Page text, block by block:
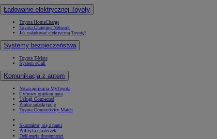
Ładowanie elektrycznej Toyoty
Toyota HomeCharge
Toyota Charging Network
Jak naładować elektryczną Toyotę?
Systemy bezpieczeństwa
Toyota T-Mate
System eCall
Komunikacja z autem
Nowa aplikacja MyToyota
Cyfrowy opiekun auta
Usługi Connected
Płatne subskrypcje
Toyota Connectivity Match
Skontaktuj się z nami
Polityka ciasteczek
Deklaracja dostępności